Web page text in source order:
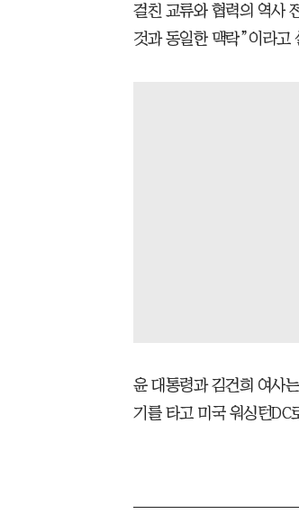
걸친 교류와 협력의 역사
것과 동일한 맥락”이라고
윤 대통령과 김건희 여사
기를 타고 미국 워싱턴DC